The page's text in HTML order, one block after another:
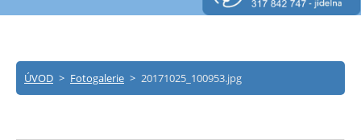
ÚVOD > Fotogalerie > 20171025_100953.jpg